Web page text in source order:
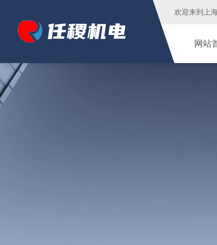
欢迎来到 上
网站